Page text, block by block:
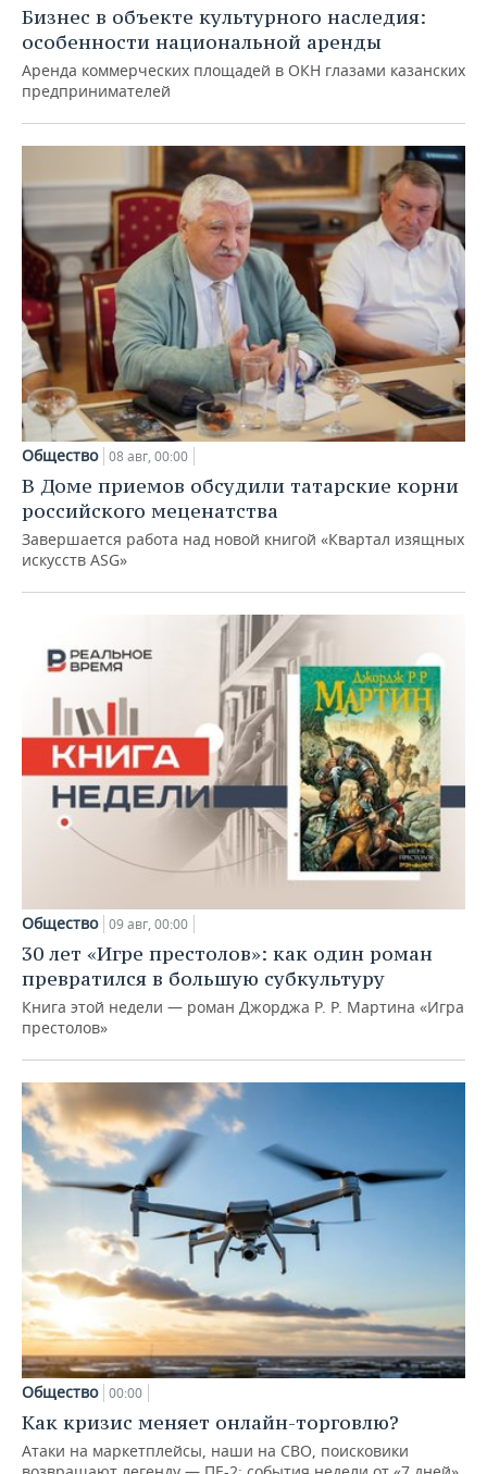
Бизнес в объекте культурного наследия:
особенности национальной аренды
Аренда коммерческих площадей в ОКН глазами казанских
предпринимателей
Общество 08 авг, 00:00
В Доме приемов обсудили татарские корни
российского меценатства
Завершается работа над новой книгой «Квартал изящных
искусств ASG»
Общество 09 авг, 00:00
30 лет «Игре престолов»: как один роман
превратился в большую субкультуру
Книга этой недели — роман Джорджа Р. Р. Мартина «Игра
престолов»
Общество 00:00
Как кризис меняет онлайн-торговлю?
Атаки на маркетплейсы, наши на СВО, поисковики